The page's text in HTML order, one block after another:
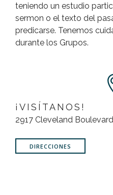
teniendo un estudio
sermon o el texto del
predicarse. Tenemos
durante los Grupos.
¡VISÍTANOS!
2917 Cleveland
DIRECCIONES